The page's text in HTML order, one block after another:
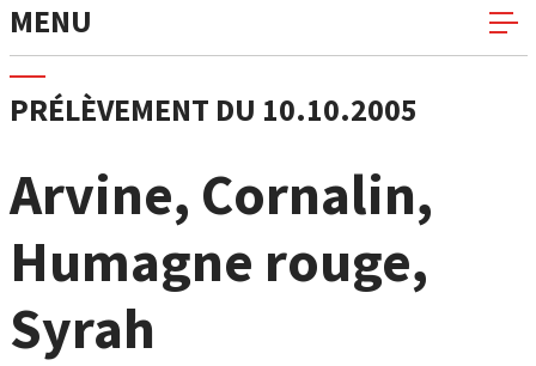
MENU
PRÉLÈVEMENT DU 10.10.2005
Arvine, Cornalin,
Humagne rouge,
Syrah